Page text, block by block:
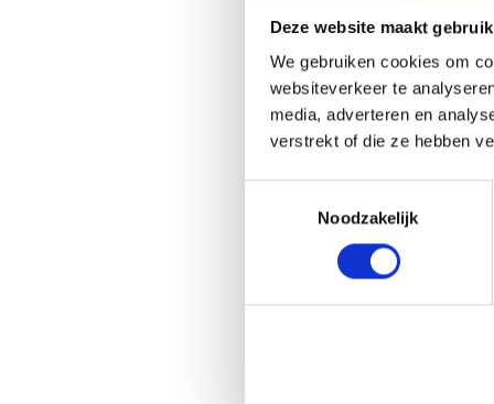
Deze website maakt
We gebruiken cookies om
websiteverkeer te
media, adverteren en
verstrekt of die ze hebben
Noodzakelijk